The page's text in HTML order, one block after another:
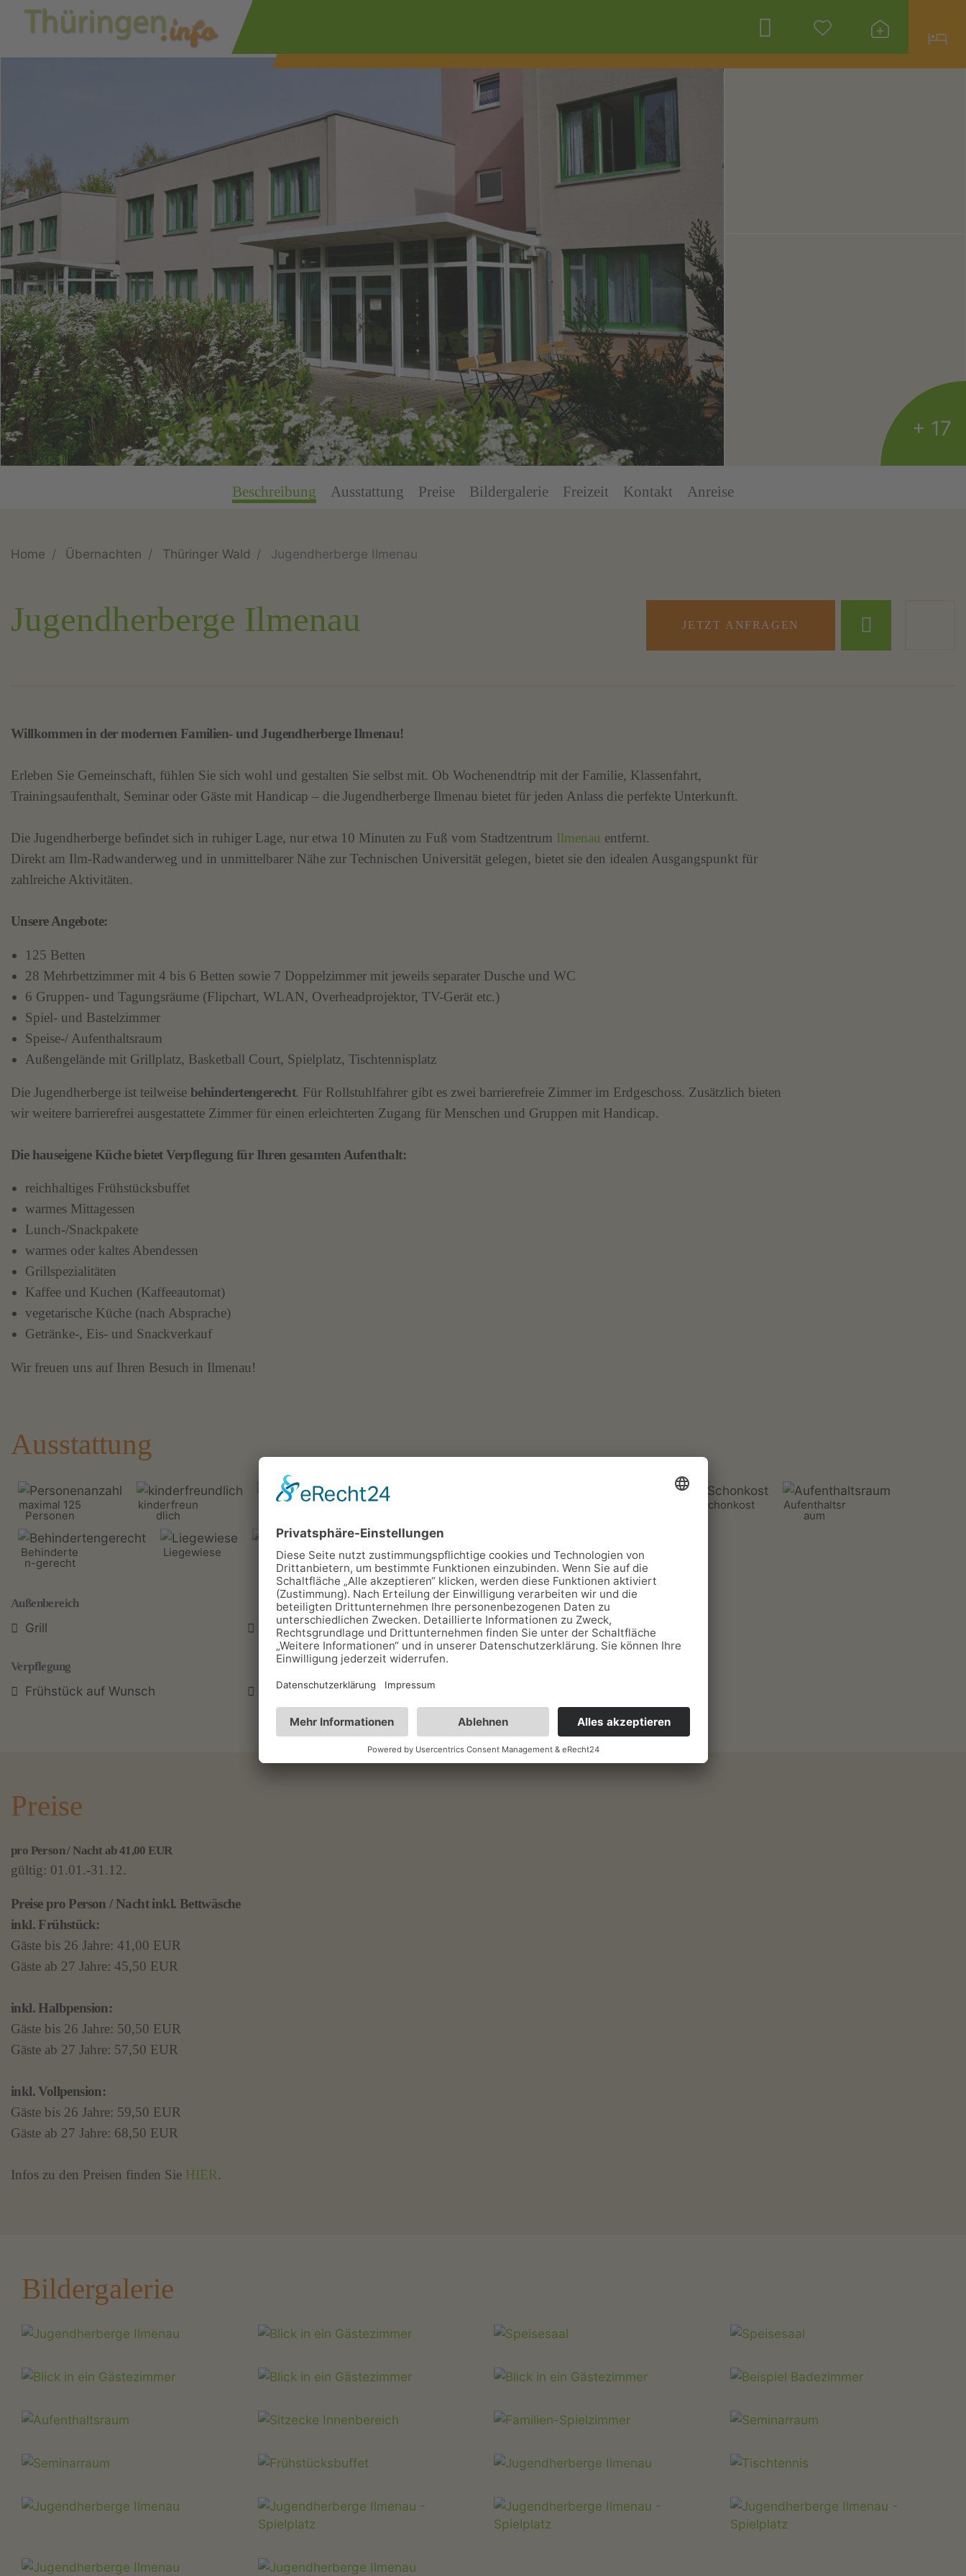
Wonach suchen Sie?
+ 17
Beschreibung Ausstattung Preise Bildergalerie Freizeit Kontakt Anreise
Home Übernachten Thüringer Wald Jugendherberge Ilmenau
Jugendherberge Ilmenau JETZT ANFRAGEN
Willkommen in der modernen Familien- und Jugendherberge Ilmenau!
Erleben Sie Gemeinschaft, fühlen Sie sich wohl und gestalten Sie selbst mit. Ob Wochenendtrip mit der Familie, Klassenfahrt,
Trainingsaufenthalt, Seminar oder Gäste mit Handicap – die Jugendherberge Ilmenau bietet für jeden Anlass die perfekte Unterkunft.
Die Jugendherberge befindet sich in ruhiger Lage, nur etwa 10 Minuten zu Fuß vom Stadtzentrum Ilmenau entfernt.
Direkt am Ilm-Radwanderweg und in unmittelbarer Nähe zur Technischen Universität gelegen, bietet sie den idealen Ausgangspunkt für
zahlreiche Aktivitäten.
Unsere Angebote:
125 Betten
28 Mehrbettzimmer mit 4 bis 6 Betten sowie 7 Doppelzimmer mit jeweils separater Dusche und WC
6 Gruppen- und Tagungsräume (Flipchart, WLAN, Overheadprojektor, TV-Gerät etc.)
Spiel- und Bastelzimmer
Speise-/ Aufenthaltsraum
Außengelände mit Grillplatz, Basketball Court, Spielplatz, Tischtennisplatz
Die Jugendherberge ist teilweise behindertengerecht. Für Rollstuhlfahrer gibt es zwei barrierefreie Zimmer im Erdgeschoss. Zusätzlich bieten
wir weitere barrierefrei ausgestattete Zimmer für einen erleichterten Zugang für Menschen und Gruppen mit Handicap.
Die hauseigene Küche bietet Verpflegung für Ihren gesamten Aufenthalt:
reichhaltiges Frühstücksbuffet
warmes Mittagessen
Lunch-/Snackpakete
warmes oder kaltes Abendessen
Grillspezialitäten
Kaffee und Kuchen (Kaffeeautomat)
vegetarische Küche (nach Absprache)
Getränke-, Eis- und Snackverkauf
Wir freuen uns auf Ihren Besuch in Ilmenau!
Ausstattung
maximal 125
Personen
kinderfreun
dlich
Parkplatz Dusche Schonkost Aufenthaltsr
aum
Behinderte
n-gerecht
Liegewiese Spielplatz
Außenbereich
Grill Spielplatz Tischtennis
Verpflegung
Frühstück auf Wunsch Halbpension
Preise
pro Person / Nacht ab 41,00 EUR
gültig: 01.01.-31.12.
Preise pro Person / Nacht inkl. Bettwäsche
inkl. Frühstück:
Gäste bis 26 Jahre: 41,00 EUR
Gäste ab 27 Jahre: 45,50 EUR
inkl. Halbpension:
Gäste bis 26 Jahre: 50,50 EUR
Gäste ab 27 Jahre: 57,50 EUR
inkl. Vollpension:
Gäste bis 26 Jahre: 59,50 EUR
Gäste ab 27 Jahre: 68,50 EUR
Infos zu den Preisen finden Sie HIER.
Bildergalerie